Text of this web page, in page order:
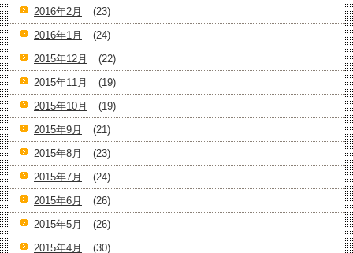
2016年2月
(23)
2016年1月
(24)
2015年12月
(22)
2015年11月
(19)
2015年10月
(19)
2015年9月
(21)
2015年8月
(23)
2015年7月
(24)
2015年6月
(26)
2015年5月
(26)
2015年4月
(30)